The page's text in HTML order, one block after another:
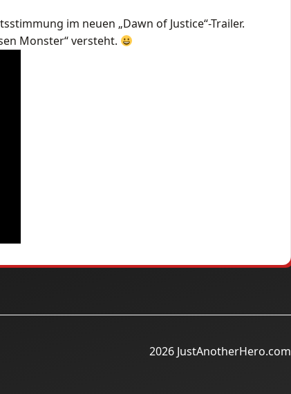
im neuen „Dawn of Justice“-Trailer.
Monster“ versteht.
2026 JustAnotherHero.com